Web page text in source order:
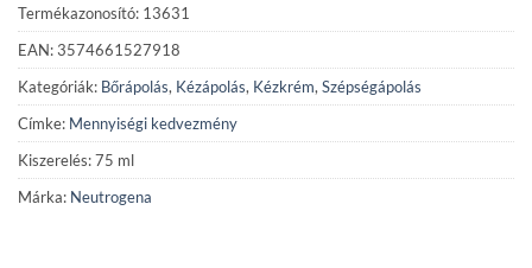
Termékazonosító: 13631
EAN: 3574661527918
Kategóriák: Bőrápolás, Kézápolás, Kézkrém, Szépségápolás
Címke: Mennyiségi kedvezmény
Kiszerelés: 75 ml
Márka: Neutrogena